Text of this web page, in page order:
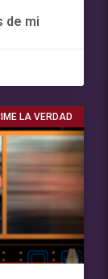
de mi
LA VERDAD